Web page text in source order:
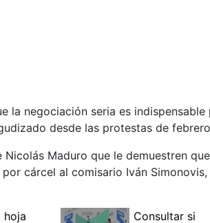
la negociación seria es
desde las protestas de
Maduro que le demuestren
cárcel al comisario Iván